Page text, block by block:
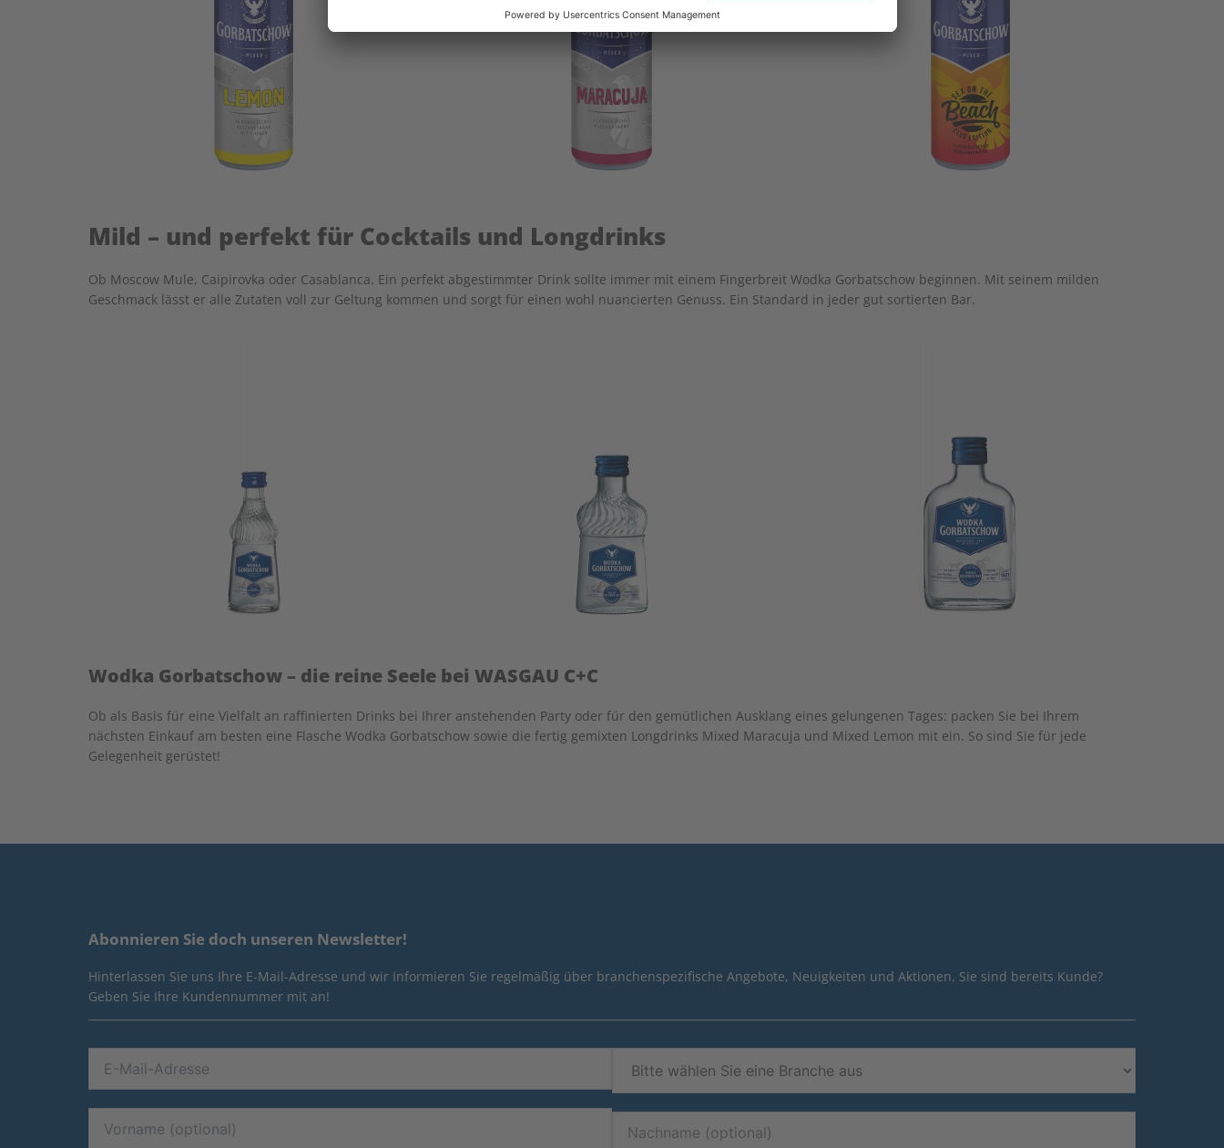
Mild – und perfekt für Cocktails und Longdrinks
Ob Moscow Mule, Caipirovka oder Casablanca. Ein perfekt abgestimmter Drink sollte immer mit einem Fingerbreit Wodka Gorbatschow beginnen. Mit seinem milden
Geschmack lässt er alle Zutaten voll zur Geltung kommen und sorgt für einen wohl nuancierten Genuss. Ein Standard in jeder gut sortierten Bar.
Wodka Gorbatschow – die reine Seele bei WASGAU C+C
Ob als Basis für eine Vielfalt an raffinierten Drinks bei Ihrer anstehenden Party oder für den gemütlichen Ausklang eines gelungenen Tages: packen Sie bei Ihrem
nächsten Einkauf am besten eine Flasche Wodka Gorbatschow sowie die fertig gemixten Longdrinks Mixed Maracuja und Mixed Lemon mit ein. So sind Sie für jede
Gelegenheit gerüstet!
Abonnieren Sie doch unseren Newsletter!
Hinterlassen Sie uns Ihre E-Mail-Adresse und wir Informieren Sie regelmäßig über branchenspezifische Angebote, Neuigkeiten und Aktionen. Sie sind bereits Kunde?
Geben Sie Ihre Kundennummer mit an!